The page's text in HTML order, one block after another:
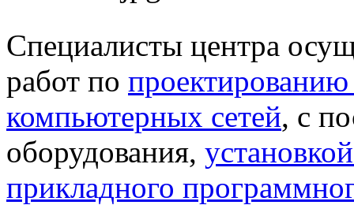
Специалисты центра
работ по
компьютерных сетей, с
оборудования,
прикладного